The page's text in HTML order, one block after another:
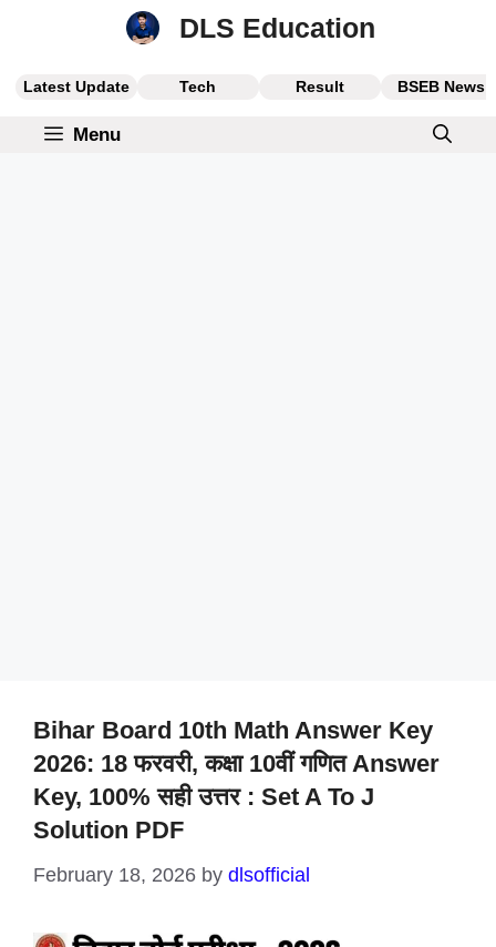
DLS Education
Latest Update Tech Result BSEB News
Menu
Bihar Board 10th Math Answer Key
2026: 18 फरवरी, कक्षा 10वीं गणित Answer
Key, 100% सही उत्तर : Set A To J
Solution PDF
February 18, 2026 by dlsofficial